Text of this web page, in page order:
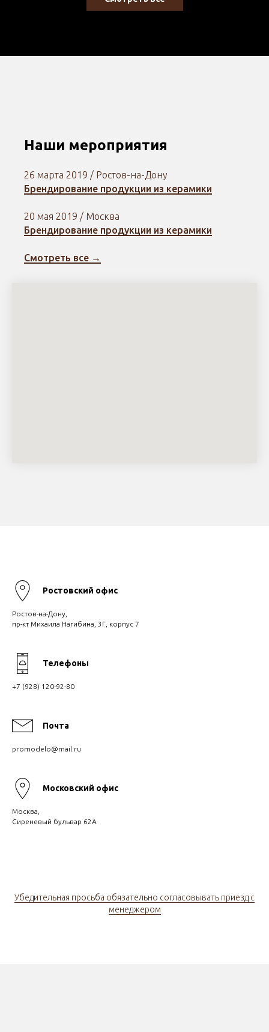
Наши мероприятия
26 марта 2019 / Ростов-на-Дону
Брендирование продукции из керамики
20 мая 2019 / Москва
Брендирование продукции из керамики
Смотреть все →
Ростовский офис
Ростов-на-Дону,
пр-кт Михаила Нагибина, 3Г, корпус 7
Телефоны
+7 (928) 120-92-80
Почта
promodelo@mail.ru
Московский офис
Москва,
Сиреневый бульвар 62А
Убедительная просьба обязательно согласовывать приезд с
менеджером